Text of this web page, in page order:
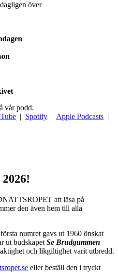
över
vår podd.
| Spotify | Apple Podcasts |
att läsa på
den även hem till alla
numret gavs ut 1960 önskat
ut budskapet Se Brudgummen
och likgiltighet varit utbredd.
eller beställ den i tryckt